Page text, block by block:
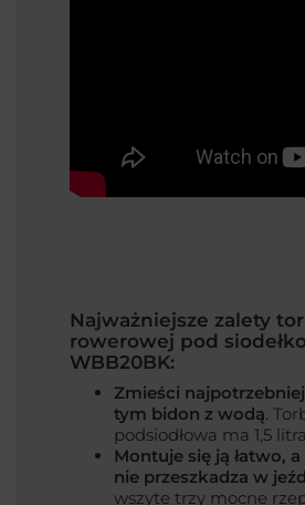
Najważniejsze zalety
rowerowej pod
WBB20BK:
Zmieści
tym bidon z wodą.
podsiodłowa ma 1,5
Montuje się ją łatwo,
nie przeszkadza w
wszyte trzy mocne